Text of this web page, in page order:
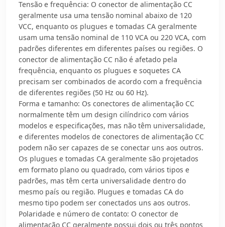
Tensão e frequência: O conector de alimentação CC
geralmente usa uma tensão nominal abaixo de 120
VCC, enquanto os plugues e tomadas CA geralmente
usam uma tensão nominal de 110 VCA ou 220 VCA, com
padrões diferentes em diferentes países ou regiões. O
conector de alimentação CC não é afetado pela
frequência, enquanto os plugues e soquetes CA
precisam ser combinados de acordo com a frequência
de diferentes regiões (50 Hz ou 60 Hz).
Forma e tamanho: Os conectores de alimentação CC
normalmente têm um design cilíndrico com vários
modelos e especificações, mas não têm universalidade,
e diferentes modelos de conectores de alimentação CC
podem não ser capazes de se conectar uns aos outros.
Os plugues e tomadas CA geralmente são projetados
em formato plano ou quadrado, com vários tipos e
padrões, mas têm certa universalidade dentro do
mesmo país ou região. Plugues e tomadas CA do
mesmo tipo podem ser conectados uns aos outros.
Polaridade e número de contato: O conector de
alimentação CC geralmente possui dois ou três pontos